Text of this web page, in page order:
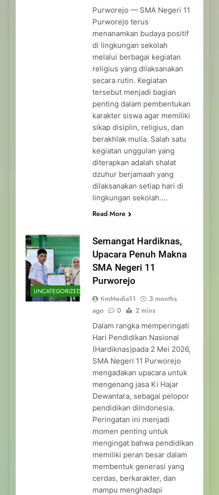
Purworejo — SMA Negeri 11
Purworejo terus
menanamkan budaya positif
di lingkungan sekolah
melalui berbagai kegiatan
religius yang dilaksanakan
secara rutin. Kegiatan
tersebut menjadi bagian
penting dalam pembentukan
karakter siswa agar memiliki
sikap disiplin, religius, dan
berakhlak mulia. Salah satu
kegiatan unggulan yang
diterapkan adalah shalat
dzuhur berjamaah yang
dilaksanakan setiap hari di
lingkungan sekolah….
Read More
UNCATEGORIZED
Semangat Hardiknas,
Upacara Penuh Makna
SMA Negeri 11
Purworejo
timMedia11
3 months
ago
0 2 mins
Dalam rangka memperingati
Hari Pendidikan Nasional
(Hardiknas)pada 2 Mei 2026,
SMA Negeri 11 Purworejo
mengadakan upacara untuk
mengenang jasa Ki Hajar
Dewantara, sebagai pelopor
pendidikan diIndonesia.
Peringatan ini menjadi
momen penting untuk
mengingat bahwa pendidikan
memiliki peran besar dalam
membentuk generasi yang
cerdas, berkarakter, dan
mampu menghadapi